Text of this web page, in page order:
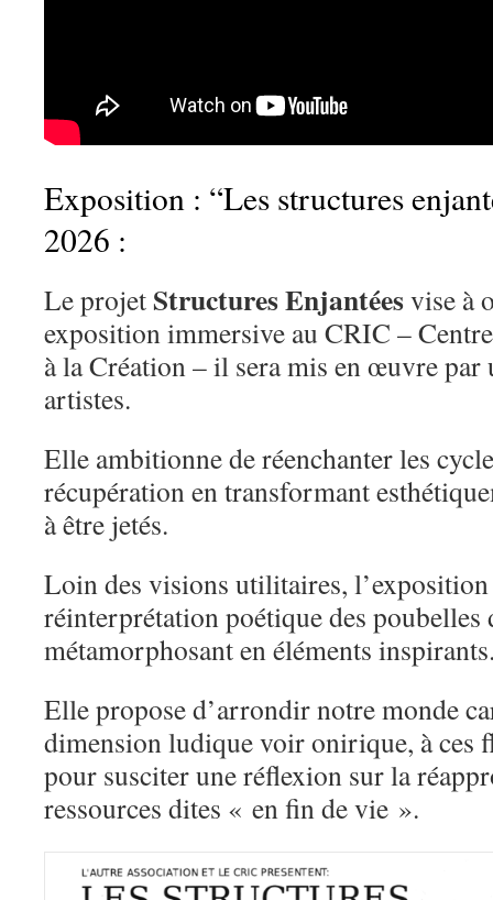
Exposition : “Les structures
2026 :
Le projet Structures Enjantéesvise à
exposition immersive au CRIC –
à la Création – il sera mis en œuvre
artistes.
Elle ambitionne de réenchanter les
récupération en transformant
à être jetés.
Loin des visions utilitaires,
réinterprétation poétique des poubelles
métamorphosant en éléments
Elle propose d’arrondir notre monde
dimension ludique voir onirique, à ces
pour susciter une réflexion sur la
ressources dites « en fin de vie ».